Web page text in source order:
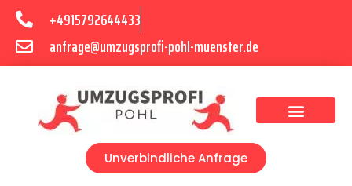
+4915792644433
anfrage@umzugsprofi-pohl-muenster.de
Unverbindliche Anfrage